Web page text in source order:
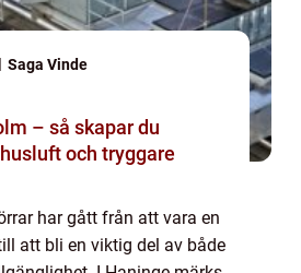
Saga Vinde
– så skapar du
och tryggare
har gått från att vara en
att bli en viktig del av både